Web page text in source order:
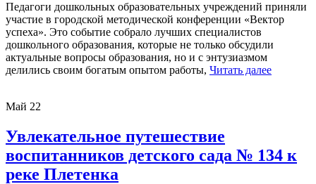
Педагоги дошкольных образовательных учреждений приняли
участие в городской методической конференции «Вектор
успеха». Это событие собрало лучших специалистов
дошкольного образования, которые не только обсудили
актуальные вопросы образования, но и с энтузиазмом
делились своим богатым опытом работы, Читать далее
Май 22
Увлекательное путешествие
воспитанников детского сада № 134 к
реке Плетенка